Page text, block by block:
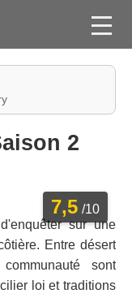
FILMS
VIDÉO
DIVERS
ESPACE
MEMBRE
2
7,5 /10
sur une
Entre désert
sont
loi et traditions